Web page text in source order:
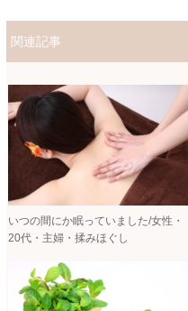
関連記事
いつの間にか眠っていました/女性・
20代・主婦・揉みほぐし